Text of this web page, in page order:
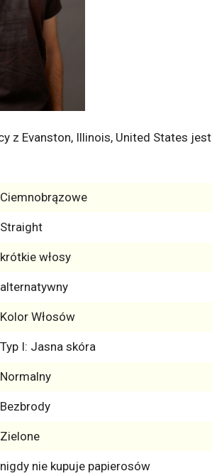
z Evanston, Illinois, United States jest
Ciemnobrązowe
Straight
krótkie włosy
alternatywny
Kolor Włosów
Typ I: Jasna skóra
Normalny
Bezbrody
Zielone
nigdy nie kupuje papierosów